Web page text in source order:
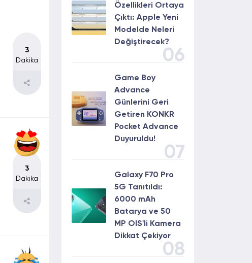
3
Dakika
3
Dakika
Özellikleri Ortaya
Çıktı: Apple Yeni
Modelde Neleri
Değiştirecek?
06
Game Boy
Advance
Günlerini Geri
Getiren KONKR
Pocket Advance
Duyuruldu!
07
Galaxy F70 Pro
5G Tanıtıldı:
6000 mAh
Batarya ve 50
MP OIS'li Kamera
Dikkat Çekiyor
08